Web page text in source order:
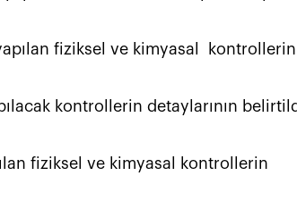
fiziksel ve kimyasal  kontrollerin
kontrollerin detaylarının
fiziksel ve kimyasal kontrollerin